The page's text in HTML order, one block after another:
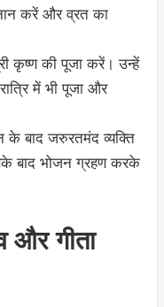
करें और व्रत का
कृष्ण की पूजा करें। उन्हें
में भी पूजा और
के बाद जरुरतमंद व्यक्ति
बाद भोजन ग्रहण करके
और गीता